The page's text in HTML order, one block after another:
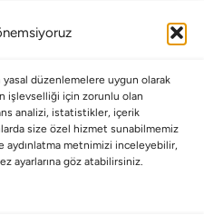
düzenlemelere uygun olarak
işlevselliği için zorunlu olan
analizi, istatistikler, içerik
size özel hizmet sunabilmemiz
aydınlatma metnimizi inceleyebilir,
ayarlarına göz atabilirsiniz.
ilk siz yararlanın!